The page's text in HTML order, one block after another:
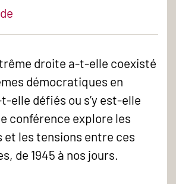
droite a-t-elle coexisté
démocratiques en
elle défiés ou s’y est-elle
conférence explore les
et les tensions entre ces
de 1945 à nos jours.